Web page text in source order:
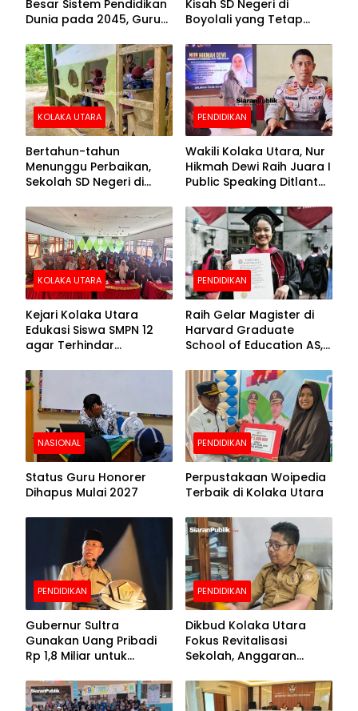
Besar Sistem Pendidikan
Dunia pada 2045, Guru
100 Persen
Kisah SD Negeri di
Boyolali yang Tetap
Kelas
KOLAKA UTARA
Bertahun-tahun
Menunggu Perbaikan,
Sekolah SD Negeri di
Beralas Tanah dan
Dinding Bolong-bolong
PENDIDIKAN
Wakili Kolaka Utara, Nur
Hikmah Dewi Raih Juara I
Public Speaking Ditlantas
Puncak Hari
Bhayangkara ke-80
KOLAKA UTARA
Kejari Kolaka Utara
Edukasi Siswa SMPN 12
agar Terhindar
PENDIDIKAN
Raih Gelar Magister di
Harvard Graduate
School of Education AS,
Foto Putrinya Perlihatkan
Ijazah
NASIONAL
Status Guru Honorer
Dihapus Mulai 2027
PENDIDIKAN
Perpustakaan Woipedia
Terbaik di Kolaka Utara
PENDIDIKAN
Gubernur Sultra
Gunakan Uang Pribadi
Rp 1,8 Miliar untuk
Pendaftaran Segera
Dibuka
PENDIDIKAN
Dikbud Kolaka Utara
Fokus Revitalisasi
Sekolah, Anggaran
Miliar